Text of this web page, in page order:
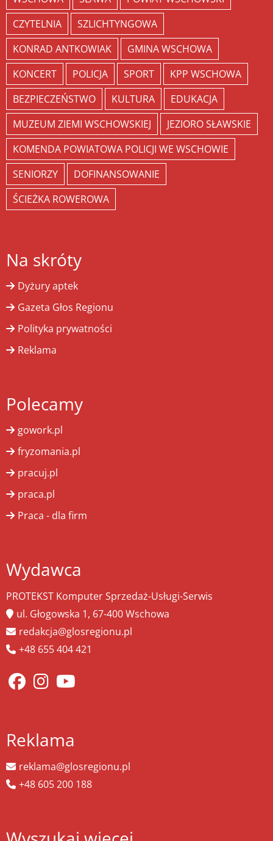
CZYTELNIA
SZLICHTYNGOWA
KONRAD ANTKOWIAK
GMINA WSCHOWA
KONCERT
POLICJA SPORT
KPP WSCHOWA
BEZPIECZEŃSTWO
KULTURA
EDUKACJA
MUZEUM ZIEMI WSCHOWSKIEJ
JEZIORO SŁAWSKIE
KOMENDA POWIATOWA POLICJI WE WSCHOWIE
SENIORZY
DOFINANSOWANIE
ŚCIEŻKA ROWEROWA
Na skróty
Dyżury aptek
Gazeta Głos Regionu
Polityka prywatności
Reklama
Polecamy
gowork.pl
fryzomania.pl
pracuj.pl
praca.pl
Praca - dla firm
Wydawca
PROTEKST Komputer Sprzedaż-Usługi-Serwis
ul. Głogowska 1, 67-400 Wschowa
redakcja@glosregionu.pl
+48 655 404 421
Reklama
reklama@glosregionu.pl
+48 605 200 188